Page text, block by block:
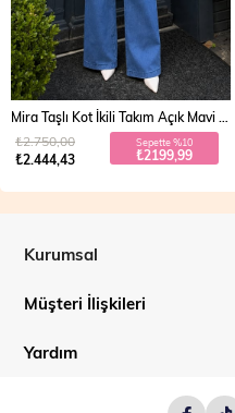
₺2.444,43
₺2.750,00 Sepette %10
₺2199,99
Kurumsal
Müşteri İlişkileri
Yardım